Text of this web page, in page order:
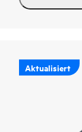
Aktualisiert